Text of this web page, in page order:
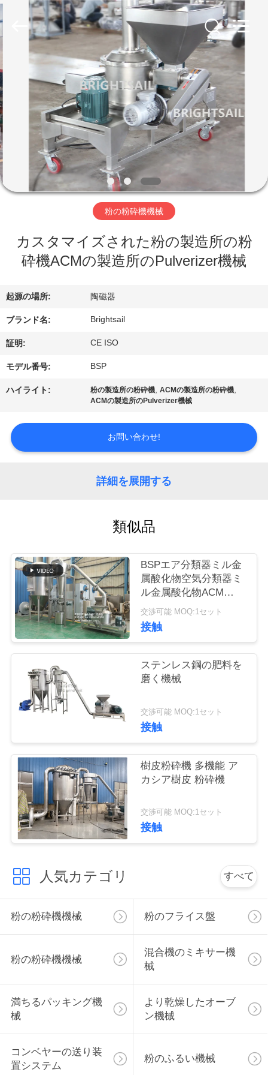
家
プ
ロ
ダ
ク
ビ
オ
私
達
に
い
て
行
品
質
管
達
し
な
い
ニ
ュ
ー
ス
©
-
2026
Brightsail
Rights
Reserved.
粉の粉砕機機械
カスタマイズされた粉の製造所の粉
砕機ACMの製造所のPulverizer機械
起源の場所: 陶磁器
ブランド名: Brightsail
証明: CE ISO
モデル番号: BSP
ハイライト: 粉の製造所の粉砕機,ACMの製造所の粉砕機,
ACMの製造所のPulverizer機械
お問い合わせ!
詳細を展開する
類似品
BSPエア分類器ミル金
属酸化物空気分類器ミ
ル金属酸化物ACM
GGRINDER
BRIGHTSAIL
交渉可能 MOQ:1セット
接触
ステンレス鋼の肥料を
磨く機械
交渉可能 MOQ:1セット
接触
樹皮粉砕機 多機能 ア
カシア樹皮 粉砕機
交渉可能 MOQ:1セット
接触
人気カテゴリ すべて
粉の粉砕機機械 粉のフライス盤
粉の粉砕機機械
混合機のミキサー機
械
満ちるパッキング機
械
より乾燥したオーブ
ン機械
コンベヤーの送り装
置システム
粉のふるい機械